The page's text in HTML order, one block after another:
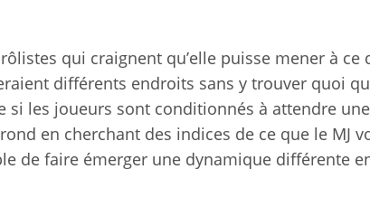
qui craignent qu’elle puisse mener à ce
différents endroits sans y trouver quoi
si les joueurs sont conditionnés à attendre
en cherchant des indices de ce que le MJ
de faire émerger une dynamique différente